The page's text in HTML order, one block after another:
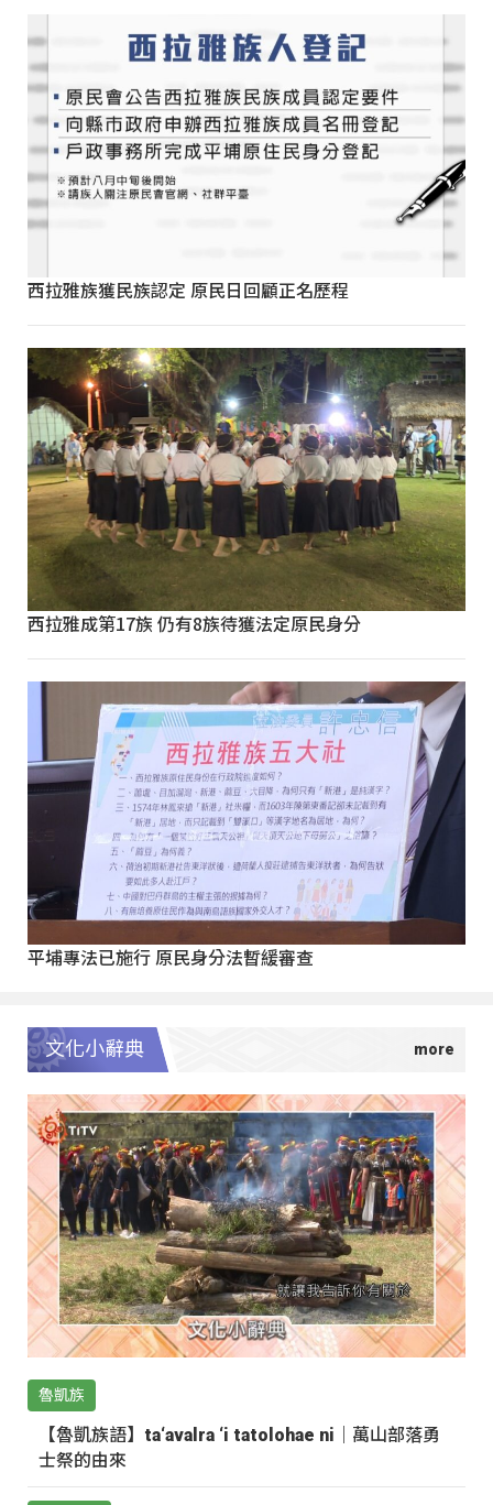
西拉雅族獲民族認定 原民日回顧正名歷程
西拉雅成第17族 仍有8族待獲法定原民身分
平埔專法已施行 原民身分法暫緩審查
文化小辭典
魯凱族
【魯凱族語】ta‘avalra ‘i tatolohae ni｜萬山部落勇
士祭的由來